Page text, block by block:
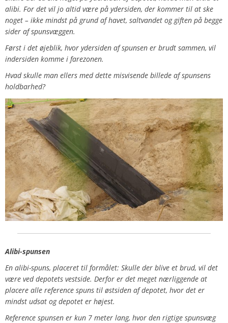
alibi. For det vil jo altid være på ydersiden, der kommer til at ske
noget – ikke mindst på grund af havet, saltvandet og giften på begge
sider af spunsvæggen.
Først i det øjeblik, hvor ydersiden af spunsen er brudt sammen, vil
indersiden komme i farezonen.
Hvad skulle man ellers med dette misvisende billede af spunsens
holdbarhed?
Alibi-spunsen
En alibi-spuns, placeret til formålet: Skulle der blive et brud, vil det
være ved depotets vestside. Derfor er det meget nærliggende at
placere alle reference spuns til østsiden af depotet, hvor det er
mindst udsat og depotet er højest.
Reference spunsen er kun 7 meter lang, hvor den rigtige spunsvæg